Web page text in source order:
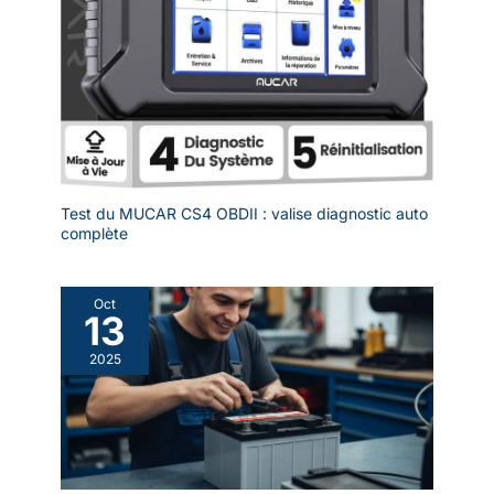
diagnostiquer les systèmes
non-OBDII (ex. : ABS, airbag,
SRS, etc.). Pour toute question
sur les fonctionnalités ou
l'utilisation avant/après l'achat,
contactez notre service client –
nous vous offrons un support
avant et après-vente sous 24
heures.
Test du MUCAR CS4 OBDII : valise diagnostic auto
complète
Oct
13
2025